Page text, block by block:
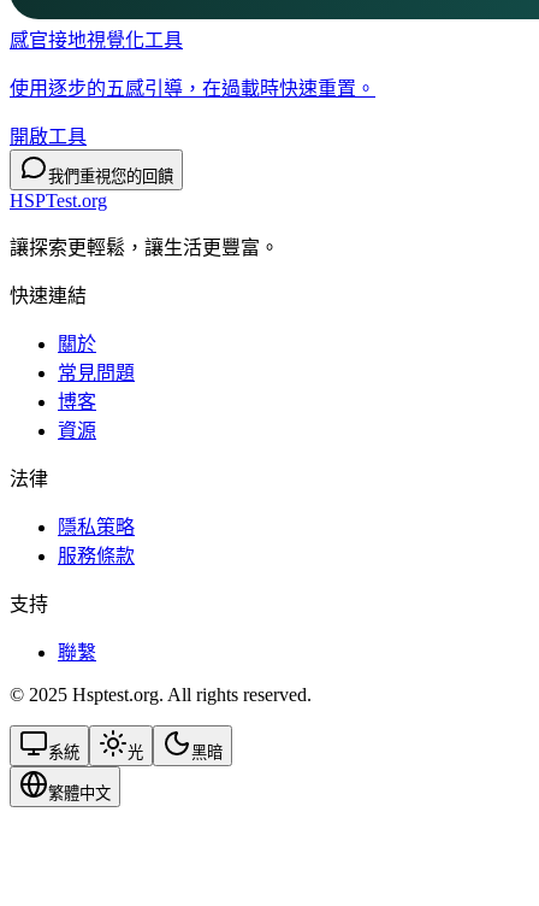
感官接地視覺化工具
使用逐步的五感引導，在過載時快速重置。
開啟工具
我們重視您的回饋
HSPTest.org
讓探索更輕鬆，讓生活更豐富。
快速連結
關於
常見問題
博客
資源
法律
隱私策略
服務條款
支持
聯繫
© 2025 Hsptest.org. All rights reserved.
系統 光 黑暗
繁體中文